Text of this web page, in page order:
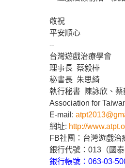
敬祝
平安順心
--
台灣遊戲治療學會
理事長 蔡毅樺
秘書長 朱思綺
執行秘書 陳詠欣、
Association for
E-mail:
網址: http://
FB社團：台灣遊戲治
銀行代號：013（國
銀行帳號：063-03-